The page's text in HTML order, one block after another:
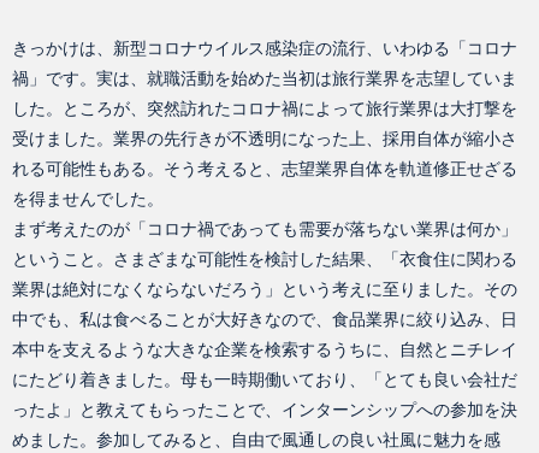
きっかけは、新型コロナウイルス感染症の流行、いわゆる「コロナ
禍」です。実は、就職活動を始めた当初は旅行業界を志望していま
した。ところが、突然訪れたコロナ禍によって旅行業界は大打撃を
受けました。業界の先行きが不透明になった上、採用自体が縮小さ
れる可能性もある。そう考えると、志望業界自体を軌道修正せざる
を得ませんでした。
まず考えたのが「コロナ禍であっても需要が落ちない業界は何か」
ということ。さまざまな可能性を検討した結果、「衣食住に関わる
業界は絶対になくならないだろう」という考えに至りました。その
中でも、私は食べることが大好きなので、食品業界に絞り込み、日
本中を支えるような大きな企業を検索するうちに、自然とニチレイ
にたどり着きました。母も一時期働いており、「とても良い会社だ
ったよ」と教えてもらったことで、インターンシップへの参加を決
めました。参加してみると、自由で風通しの良い社風に魅力を感